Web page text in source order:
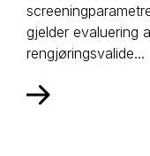
gjelder evaluering
rengjøringsvalide...